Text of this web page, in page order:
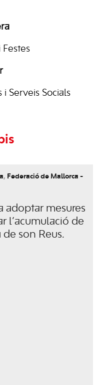
Festes
i Serveis Socials
, Federació de Mallorca -
adoptar mesures
l’acumulació de
son Reus.